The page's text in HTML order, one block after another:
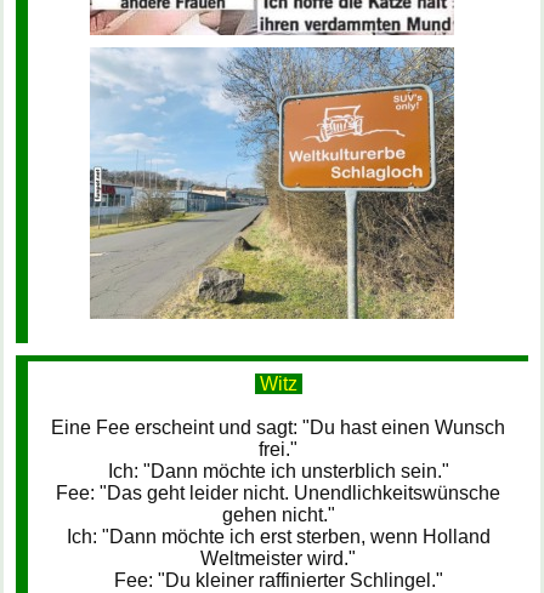
Witz
Eine Fee erscheint und sagt: "Du hast einen Wunsch
frei."
Ich: "Dann möchte ich unsterblich sein."
Fee: "Das geht leider nicht. Unendlichkeitswünsche
gehen nicht."
Ich: "Dann möchte ich erst sterben, wenn Holland
Weltmeister wird."
Fee: "Du kleiner raffinierter Schlingel."